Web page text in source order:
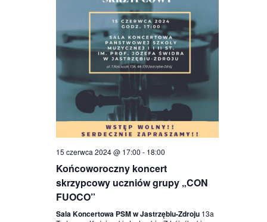
15 czerwca 2024 @ 17:00 - 18:00
Końcoworoczny koncert
skrzypcowy uczniów grupy „CON
FUOCO”
Sala Koncertowa PSM w Jastrzębiu-Zdroju 13a